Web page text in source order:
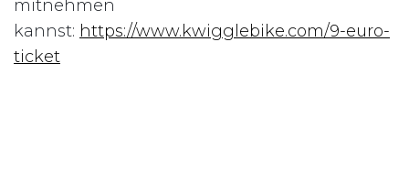
mitnehmen
kannst: https://www.kwigglebike.com/9-euro-
ticket